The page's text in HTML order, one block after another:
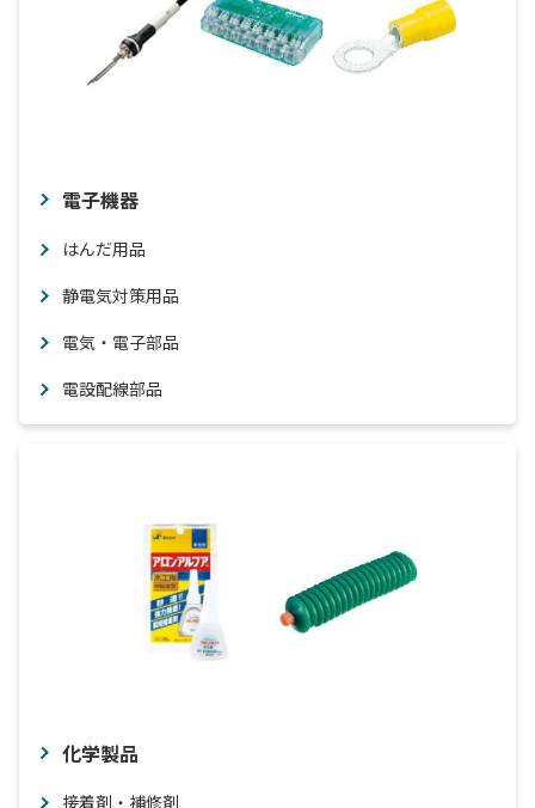
電子機器
はんだ用品
静電気対策用品
電気・電子部品
電設配線部品
化学製品
接着剤・補修剤